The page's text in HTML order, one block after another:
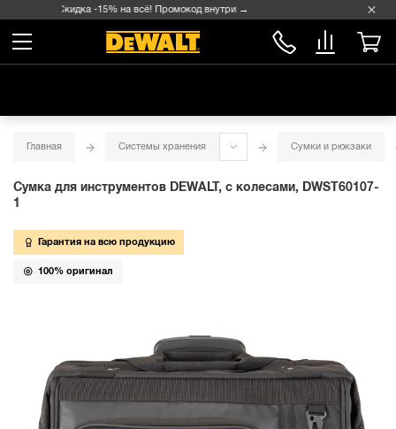
Скидка -15% на всё! Промокод внутри →
Главная Системы хранения Сумки и рюкзаки
Сумка для инструментов DEWALT, с колесами, DWST60107-
1
Гарантия на всю продукцию
100% оригинал